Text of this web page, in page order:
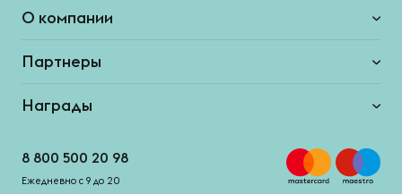
О компании
Партнеры
Награды
8 800 500 20 98
Ежедневно с 9 до 20